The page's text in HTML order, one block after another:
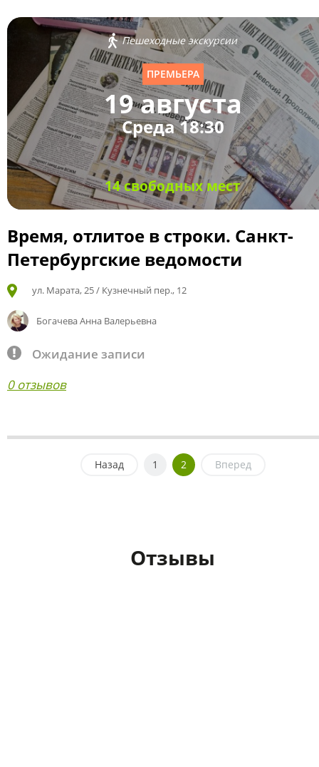
Пешеходные экскурсии
ПРЕМЬЕРА
19 августа
Среда 18:30
14 свободных мест
Время, отлитое в строки. Санкт-
Петербургские ведомости
ул. Марата, 25 / Кузнечный пер., 12
Богачева Анна Валерьевна
Ожидание записи
0 отзывов
Назад 1 2 Вперед
Отзывы